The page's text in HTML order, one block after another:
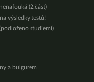
(2.část)
výsledky testů!
studiemi)
a bulgurem